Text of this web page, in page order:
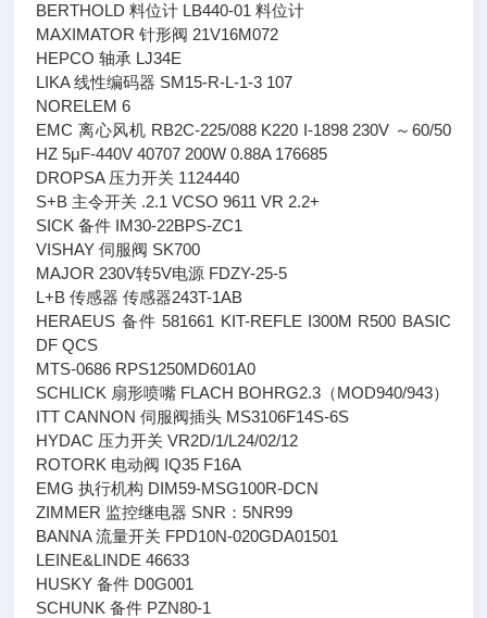
BERTHOLD 料位计 LB440-01 料位计
MAXIMATOR 针形阀 21V16M072
HEPCO 轴承 LJ34E
LIKA 线性编码器 SM15-R-L-1-3 107
NORELEM 6
EMC 离心风机 RB2C-225/088 K220 I-1898 230V ～60/50
HZ 5μF-440V 40707 200W 0.88A 176685
DROPSA 压力开关 1124440
S+B 主令开关 .2.1 VCSO 9611 VR 2.2+
SICK 备件 IM30-22BPS-ZC1
VISHAY 伺服阀 SK700
MAJOR 230V转5V电源 FDZY-25-5
L+B 传感器 传感器243T-1AB
HERAEUS 备件 581661 KIT-REFLE I300M R500 BASIC
DF QCS
MTS-0686 RPS1250MD601A0
SCHLICK 扇形喷嘴 FLACH BOHRG2.3（MOD940/943）
ITT CANNON 伺服阀插头 MS3106F14S-6S
HYDAC 压力开关 VR2D/1/L24/02/12
ROTORK 电动阀 IQ35 F16A
EMG 执行机构 DIM59-MSG100R-DCN
ZIMMER 监控继电器 SNR：5NR99
BANNA 流量开关 FPD10N-020GDA01501
LEINE&LINDE 46633
HUSKY 备件 D0G001
SCHUNK 备件 PZN80-1